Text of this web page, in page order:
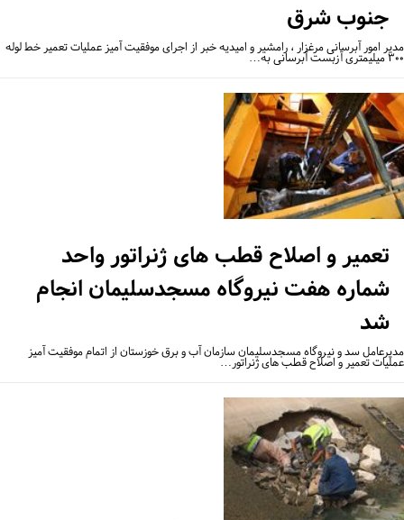
جنوب شرق
امور آبرسانی مرغزار ، رامشیر و امیدیه خبر از اجرای موفقیت آمیز عملیات تعمیر خط لوله
به…
تعمیر و اصلاح قطب های ژنراتور واحد
شماره هفت نیروگاه مسجدسلیمان انجام
شد
سد و نیروگاه مسجدسلیمان سازمان آب و برق خوزستان از اتمام موفقیت آمیز
تعمیر و اصلاح قطب های ژنراتور…